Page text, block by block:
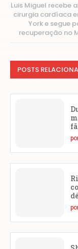
Luis Miguel recebe
cirurgia cardíaca
York e segue
recuperação no
POSTS